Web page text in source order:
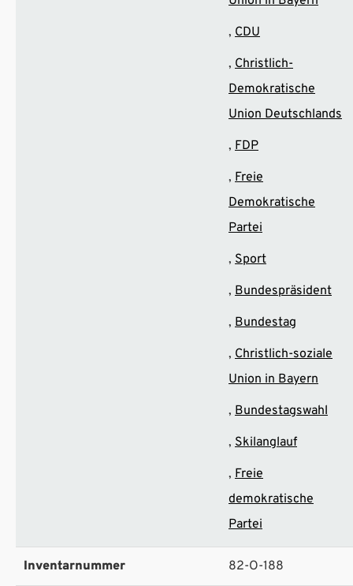
CDU
Christlich-
Demokratische
Union Deutschlands
FDP
Freie
Demokratische
Partei
Sport
Bundespräsident
Bundestag
Christlich-soziale
Union in Bayern
Bundestagswahl
Skilanglauf
Freie
demokratische
Partei
Inventarnummer 82-O-188